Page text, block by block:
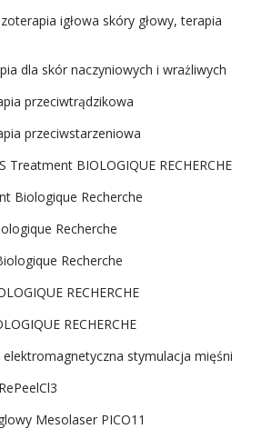
igłowa skóry głowy, terapia
dla skór naczyniowych i wrażliwych
przeciwtrądzikowa
przeciwstarzeniowa
Treatment BIOLOGIQUE RECHERCHE
Biologique Recherche
Recherche
Recherche
RECHERCHE
RECHERCHE
stymulacja mięśni
Mesolaser PICO11